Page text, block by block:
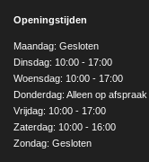
b
o
k
a
g
r
a
m
e
Openingstijden
Maandag: Gesloten
Dinsdag: 10:00 - 17:00
Woensdag: 10:00 - 17:00
Donderdag: Alleen op afspraak
Vrijdag: 10:00 - 17:00
Zaterdag: 10:00 - 16:00
Zondag: Gesloten